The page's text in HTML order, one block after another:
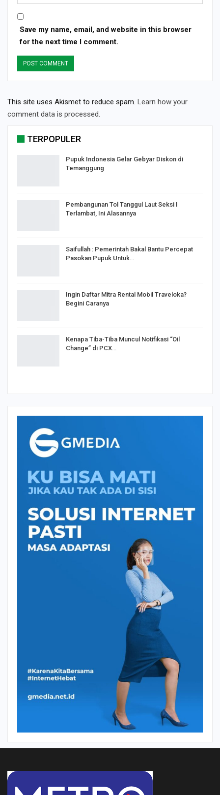
Save my name, email, and website in this browser
for the next time I comment.
This site uses Akismet to reduce spam. Learn how your
comment data is processed.
TERPOPULER
Pupuk Indonesia Gelar Gebyar Diskon di
Temanggung
Pembangunan Tol Tanggul Laut Seksi I
Terlambat, Ini Alasannya
Saifullah : Pemerintah Bakal Bantu Percepat
Pasokan Pupuk Untuk…
Ingin Daftar Mitra Rental Mobil Traveloka?
Begini Caranya
Kenapa Tiba-Tiba Muncul Notifikasi “Oil
Change” di PCX…